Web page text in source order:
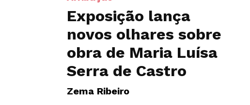
Exposição lança
novos olhares sobre
obra de Maria Luísa
Serra de Castro
Zema Ribeiro